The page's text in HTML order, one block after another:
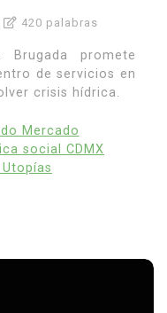
420 palabras
promete
de servicios en
crisis hídrica.
Mercado
social CDMX